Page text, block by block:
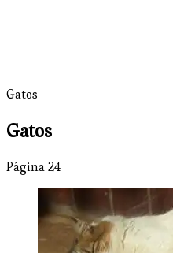
Gatos
Gatos
Página 24